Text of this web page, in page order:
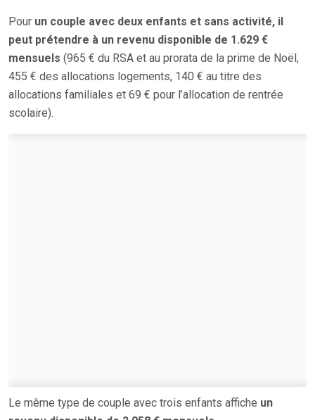
Pour un couple avec deux enfants et sans activité, il
peut prétendre à un revenu disponible de 1.629 €
mensuels (965 € du RSA et au prorata de la prime de Noël,
455 € des allocations logements, 140 € au titre des
allocations familiales et 69 € pour l’allocation de rentrée
scolaire).
Le même type de couple avec trois enfants affiche un